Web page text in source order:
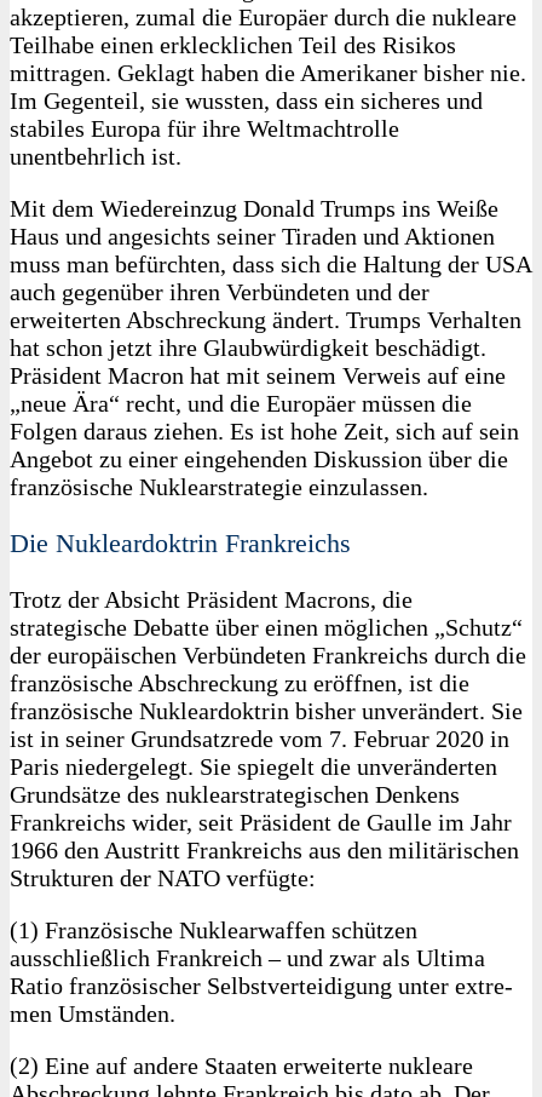
akzeptieren, zumal die Europäer durch die nukleare
Teilhabe einen erklecklichen Teil des Risikos
mittragen. Geklagt haben die Amerikaner bisher nie.
Im Gegenteil, sie wussten, dass ein sicheres und
stabiles Europa für ihre Weltmachtrolle
unentbehrlich ist.
Mit dem Wiedereinzug Donald Trumps ins Weiße
Haus und angesichts seiner Tiraden und Aktionen
muss man befürchten, dass sich die Haltung der USA
auch gegenüber ihren Verbündeten und der
erweiterten Abschreckung ändert. Trumps Verhalten
hat schon jetzt ihre Glaubwürdigkeit beschädigt.
Präsident Macron hat mit seinem Verweis auf eine
„neue Ära“ recht, und die Europäer müssen die
Folgen daraus ziehen. Es ist hohe Zeit, sich auf sein
Angebot zu einer eingehenden Diskussion über die
französische Nuklearstrategie einzulassen.
Die Nukleardoktrin Frankreichs
Trotz der Absicht Präsident Macrons, die
strategische Debatte über einen möglichen „Schutz“
der europäischen Verbündeten Frankreichs durch die
französische Abschreckung zu eröffnen, ist die
französische Nukleardoktrin bisher unverändert. Sie
ist in seiner Grundsatzrede vom 7. Februar 2020 in
Paris niedergelegt. Sie spiegelt die unveränderten
Grundsätze des nuklearstrategischen Denkens
Frankreichs wider, seit Präsident de Gaulle im Jahr
1966 den Austritt Frankreichs aus den militärischen
Strukturen der NATO verfügte:
(1) Französische Nuklearwaffen schützen
ausschließ­lich Frankreich – und zwar als Ultima
Ratio französischer Selbstverteidigung unter extre­
men Umständen.
(2) Eine auf andere Staaten erweiterte nukleare